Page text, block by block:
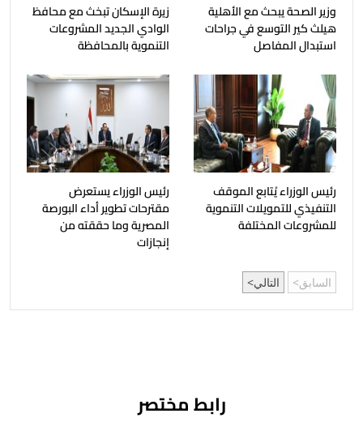
وزير الصحة يبحث مع الأهلية
هيلث كير التوسع في جراحات
استبدال المفاصل
زيرة الإسكان تبخث مع محافظ
الوادي الجديد المشروعات
التنموية بالمحافظة
رئيس الوزراء يُتابع الموقف
التنفيذي للتمويلات التنموية
للمشروعات المختلفة
رئيس الوزراء يستعرض
مقترحات تطوير أداء البورصة
المصرية وما حققته من
إنجازات
السابق التالي
رابط مختصر